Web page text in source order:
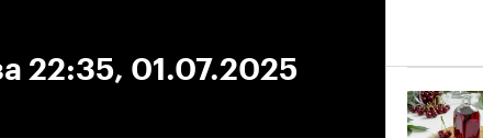
22:35, 01.07.2025